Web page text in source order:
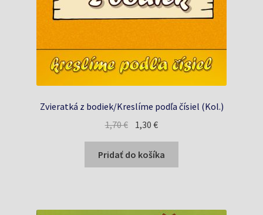
Zvieratká z bodiek/Kreslíme podľa čísiel (Kol.)
1,70€ Pôvodná
bola:
1,70 €.
1,30€Aktuálna
je:
1,30 €.
Pridať do košíka